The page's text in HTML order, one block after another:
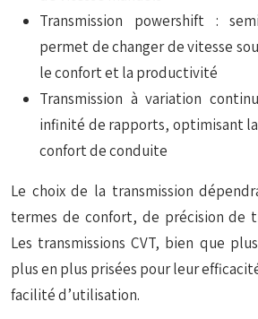
Transmission powershift :
permet de changer de vitesse
le confort et la productivité
Transmission à variation
infinité de rapports, optimisant
confort de conduite
Le choix de la transmission
termes de confort, de précision de
Les transmissions CVT, bien que
plus en plus prisées pour leur
facilité d’utilisation.